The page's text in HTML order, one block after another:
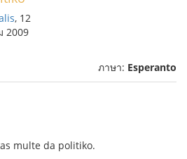
, 12
2009
ภาษา: Esperanto
multe da politiko.